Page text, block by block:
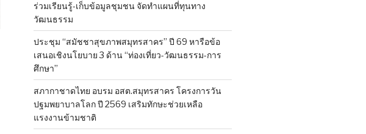
ร่วมเรียนรู้-เก็บข้อมูลชุมชน จัดทำแผนที่ทุนทาง
วัฒนธรรม
ประชุม “สมัชชาสุขภาพสมุทรสาคร” ปี 69 หารือข้อ
เสนอเชิงนโยบาย 3 ด้าน “ท่องเที่ยว-วัฒนธรรม-การ
ศึกษา”
สภากาชาดไทย อบรม อสต.สมุทรสาคร โครงการวัน
ปฐมพยาบาลโลก ปี 2569 เสริมทักษะช่วยเหลือ
แรงงานข้ามชาติ